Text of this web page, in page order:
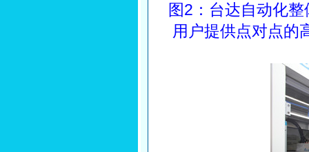
图2：台达自动化
用户提供点对点的